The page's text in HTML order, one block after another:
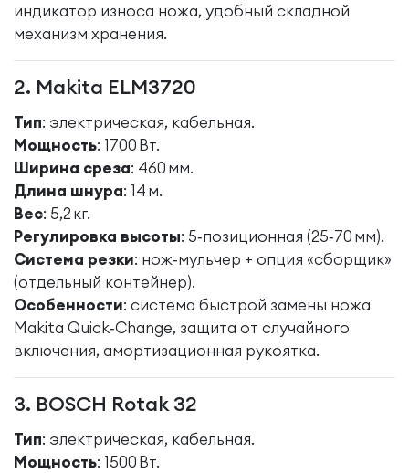
индикатор износа ножа, удобный складной
механизм хранения.
2. Makita ELM3720
Тип: электрическая, кабельная.
Мощность: 1700 Вт.
Ширина среза: 460 мм.
Длина шнура: 14 м.
Вес: 5,2 кг.
Регулировка высоты: 5‑позиционная (25‑70 мм).
Система резки: нож‑мульчер + опция «сборщик»
(отдельный контейнер).
Особенности: система быстрой замены ножа
Makita Quick‑Change, защита от случайного
включения, амортизационная рукоятка.
3. BOSCH Rotak 32
Тип: электрическая, кабельная.
Мощность: 1500 Вт.